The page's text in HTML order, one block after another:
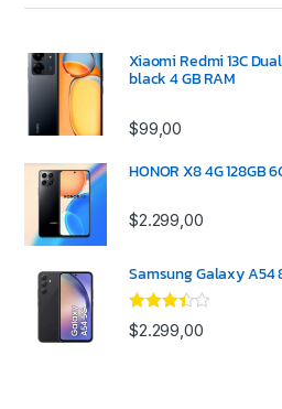
Xiaomi Redmi 13C
black 4 GB RAM
$99,00
HONOR X8 4G 128GB
$2.299,00
Samsung Galaxy A54
Valorado
con3.33
$2.299,00